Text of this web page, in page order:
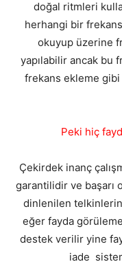
doğal ritmleri
herhangi bir
okuyup üzerine
yapılabilir ancak bu
frekans ekleme
Peki hiç
Çekirdek inanç
garantilidir ve başarı
dinlenilen
eğer fayda
destek verilir yine
iade